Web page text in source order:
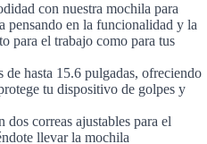
con nuestra mochila para
pensando en la funcionalidad y la
para el trabajo como para tus
hasta 15.6 pulgadas, ofreciendo
tu dispositivo de golpes y
correas ajustables para el
llevar la mochila